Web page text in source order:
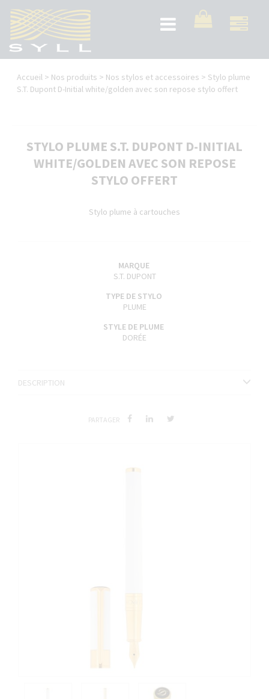
contenu
principal
Toggle
navigation
Vous
êtes
Accueil > Nos produits > Nos stylos et accessoires > Stylo plume
S.T. Dupont D-Initial white/golden avec son repose stylo offert
STYLO PLUME S.T. DUPONT D-INITIAL
WHITE/GOLDEN AVEC SON REPOSE
STYLO OFFERT
Stylo plume à cartouches
MARQUE
S.T. DUPONT
TYPE DE STYLO
PLUME
STYLE DE PLUME
DORÉE
DESCRIPTION
PARTAGER